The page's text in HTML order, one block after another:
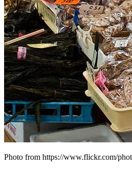
Photo from https://www.flickr.com/